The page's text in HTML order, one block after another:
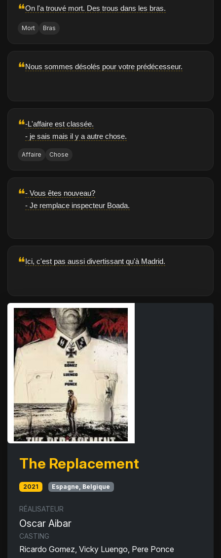
❝On l'a trouvé mort. Des trous dans les bras.
Mort Bras
❝Nous sommes désolés pour votre prédécesseur.
❝-L'affaire est classée.
- je sais mais il y a autre chose.
Affaire Chose
❝- Vous êtes nouveau?
- Je remplace inspecteur Boada.
❝Ici, c'est pas aussi divertissant qu'à Madrid.
The Replacement
2021 Espagne, Belgique
RÉALISATEUR
Oscar Aibar
CASTING
Ricardo Gomez, Vicky Luengo, Pere Ponce